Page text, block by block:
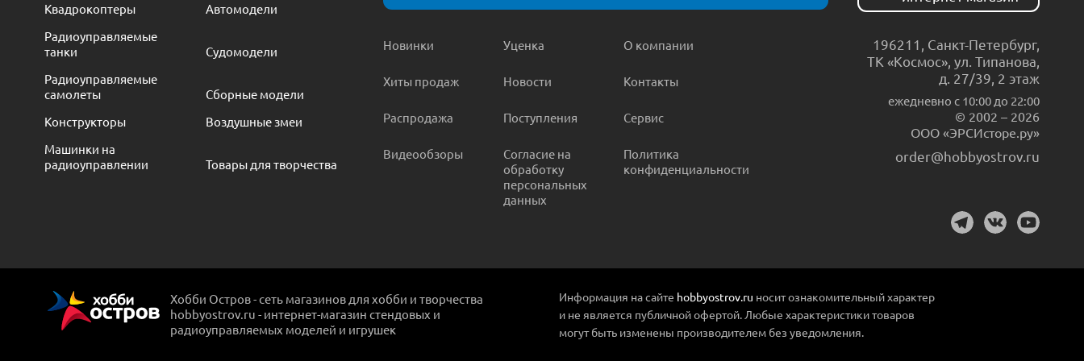
Квадрокоптеры
Автомодели
Радиоуправляемые
танки
Судомодели
Радиоуправляемые
самолеты
Сборные модели
Конструкторы
Воздушные змеи
Машинки на
радиоуправлении
Товары для творчества
Новинки
Хиты продаж
Распродажа
Видеообзоры
Уценка
Новости
Поступления
Согласие на
обработку
персональных
данных
О компании
Контакты
Сервис
Политика
конфиденциальности
196211 Санкт-Петербург,
ТК «Космос», ул. Типанова,
д. 27/39, 2 этаж
ежедневно c 10:00 до 22:00
© 2002 – 2026
ООО «ЭРСИсторе.ру»
order@hobbyostrov.ru
Хобби Остров - сеть магазинов для хобби и творчества
hobbyostrov.ru - интернет-магазин стендовых и
радиоуправляемых моделей и игрушек
Информация на сайте hobbyostrov.ru носит ознакомительный характер
и не является публичной офертой. Любые характеристики товаров
могут быть изменены производителем без уведомления.